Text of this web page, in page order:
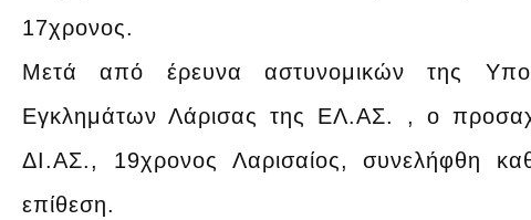
17χρονος.
Μετά από έρευνα αστυνομικών της
Εγκλημάτων Λάρισας της ΕΛ.ΑΣ. , ο
ΔΙ.ΑΣ., 19χρονος Λαρισαίος, συνελήφθη
επίθεση.